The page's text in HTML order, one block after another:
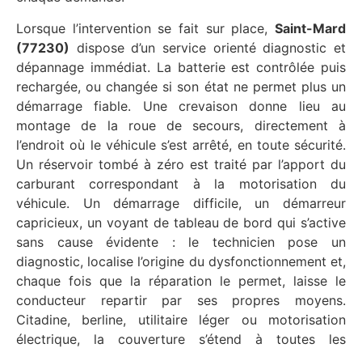
Lorsque l’intervention se fait sur place, Saint-Mard
(77230) dispose d’un service orienté diagnostic et
dépannage immédiat. La batterie est contrôlée puis
rechargée, ou changée si son état ne permet plus un
démarrage fiable. Une crevaison donne lieu au
montage de la roue de secours, directement à
l’endroit où le véhicule s’est arrêté, en toute sécurité.
Un réservoir tombé à zéro est traité par l’apport du
carburant correspondant à la motorisation du
véhicule. Un démarrage difficile, un démarreur
capricieux, un voyant de tableau de bord qui s’active
sans cause évidente : le technicien pose un
diagnostic, localise l’origine du dysfonctionnement et,
chaque fois que la réparation le permet, laisse le
conducteur repartir par ses propres moyens.
Citadine, berline, utilitaire léger ou motorisation
électrique, la couverture s’étend à toutes les